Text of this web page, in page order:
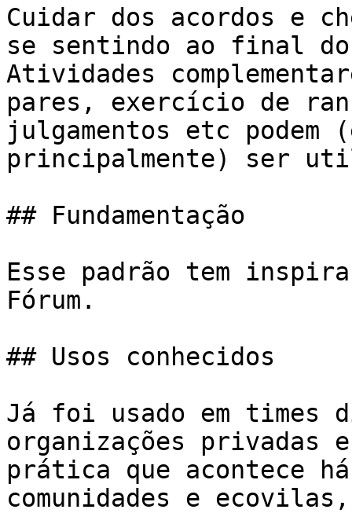
Cuidar dos acordos e
se sentindo ao final
Atividades
pares, exercício de
julgamentos etc
principalmente) ser
## Fundamentação
Esse padrão tem
Fórum.
## Usos conhecidos
Já foi usado em times
organizações privadas
prática que acontece
comunidades e